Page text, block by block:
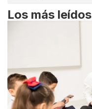
Los más leídos